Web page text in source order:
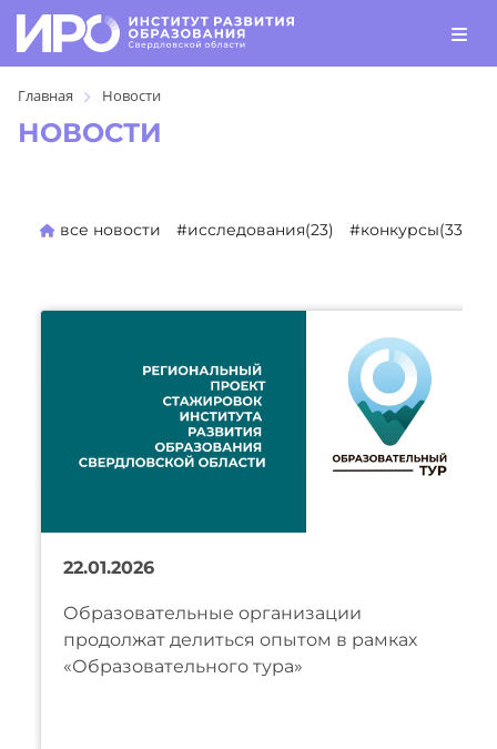
Главная Новости
НОВОСТИ
все новости #исследования(23) #конкурсы(330)
22.01.2026
Образовательные организации
продолжат делиться опытом в рамках
«Образовательного тура»